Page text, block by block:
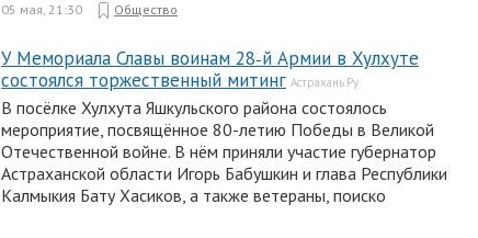
05 мая, 21:30 Общество
У Мемориала Славы воинам 28‑й Армии в Хулхуте
состоялся торжественный митинг Астрахань.Ру
В посёлке Хулхута Яшкульского района состоялось
мероприятие, посвящённое 80-летию Победы в Великой
Отечественной войне. В нём приняли участие губернатор
Астраханской области Игорь Бабушкин и глава Республики
Калмыкия Бату Хасиков, а также ветераны, поиско